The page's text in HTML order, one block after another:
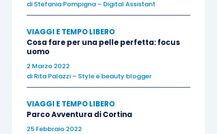
Arriverà un altro inverno, ma ora il Monte la
chiama. Un romanzo lirico e poetico sulla forza
d’animo che, a volte senza saperlo, custodiamo
dentro di noi. Un invito a coltivare la bellezza del
minuscolo e dell’essenziale, a preoccuparsi
anche per ciò che verrà e che è altro da noi. Una
piccola intima rivoluzione, quella di una donna
che con un gesto antico sovverte il suo – e il
nostro – stare al mondo.
di Stefania Pompigna – Digital Assistant
VIAGGI E TEMPO LIBERO
Cosa fare per una pelle perfetta: focus
uomo
2 Marzo 2022
di Rita Palazzi – Style e beauty blogger
VIAGGI E TEMPO LIBERO
Parco Avventura di Cortina
25 Febbraio 2022